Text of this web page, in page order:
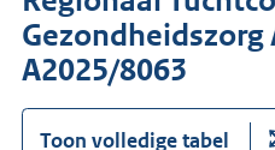
A2025/8063
Toon volledige tabel